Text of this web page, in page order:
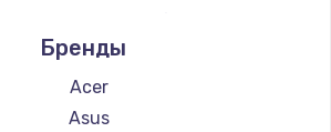
шим-контроллера
Заказать
проекторов Barco
проекторов Xgimi
проекторов Canon
Бренды
Acer
Asus